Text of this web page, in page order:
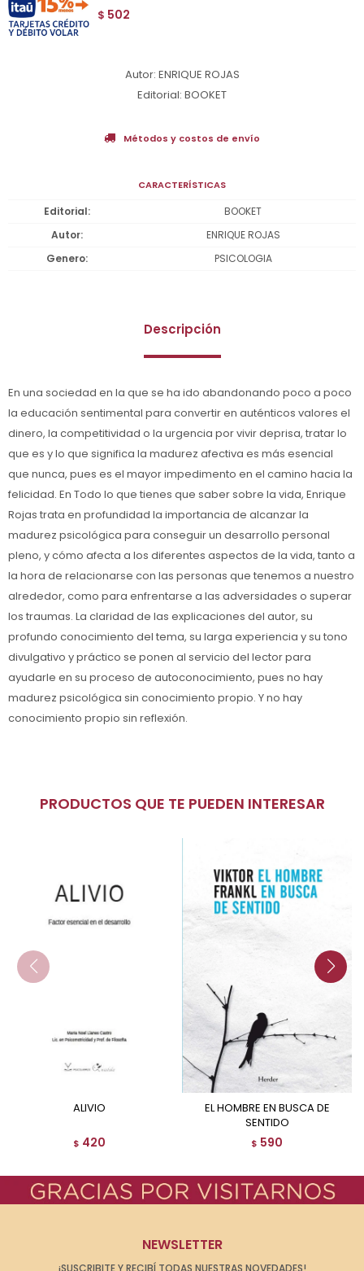
$ 502
Autor: ENRIQUE ROJAS
Editorial: BOOKET
Métodos y costos de envío
CARACTERÍSTICAS
Editorial
BOOKET
Autor
ENRIQUE ROJAS
Genero
PSICOLOGIA
Descripción
En una sociedad en la que se ha ido abandonando poco a poco
la educación sentimental para convertir en auténticos valores el
dinero, la competitividad o la urgencia por vivir deprisa, tratar lo
que es y lo que significa la madurez afectiva es más esencial
que nunca, pues es el mayor impedimento en el camino hacia la
felicidad. En Todo lo que tienes que saber sobre la vida, Enrique
Rojas trata en profundidad la importancia de alcanzar la
madurez psicológica para conseguir un desarrollo personal
pleno, y cómo afecta a los diferentes aspectos de la vida, tanto a
la hora de relacionarse con las personas que tenemos a nuestro
alrededor, como para enfrentarse a las adversidades o superar
los traumas. La claridad de las explicaciones del autor, su
profundo conocimiento del tema, su larga experiencia y su tono
divulgativo y práctico se ponen al servicio del lector para
ayudarle en su proceso de autoconocimiento, pues no hay
madurez psicológica sin conocimiento propio. Y no hay
conocimiento propio sin reflexión.
PRODUCTOS QUE TE PUEDEN INTERESAR
ALIVIO
$ 420
EL HOMBRE EN BUSCA DE
SENTIDO
$ 590
NEWSLETTER